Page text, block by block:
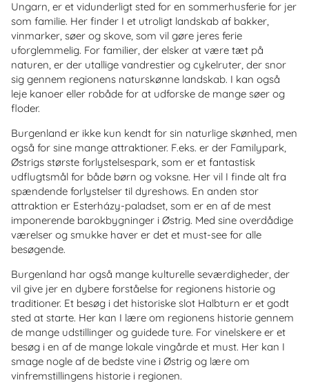
Ungarn, er et vidunderligt sted for en sommerhusferie for jer
som familie. Her finder I et utroligt landskab af bakker,
vinmarker, søer og skove, som vil gøre jeres ferie
uforglemmelig. For familier, der elsker at være tæt på
naturen, er der utallige vandrestier og cykelruter, der snor
sig gennem regionens naturskønne landskab. I kan også
leje kanoer eller robåde for at udforske de mange søer og
floder.
Burgenland er ikke kun kendt for sin naturlige skønhed, men
også for sine mange attraktioner. F.eks. er der Familypark,
Østrigs største forlystelsespark, som er et fantastisk
udflugtsmål for både børn og voksne. Her vil I finde alt fra
spændende forlystelser til dyreshows. En anden stor
attraktion er Esterházy-paladset, som er en af de mest
imponerende barokbygninger i Østrig. Med sine overdådige
værelser og smukke haver er det et must-see for alle
besøgende.
Burgenland har også mange kulturelle seværdigheder, der
vil give jer en dybere forståelse for regionens historie og
traditioner. Et besøg i det historiske slot Halbturn er et godt
sted at starte. Her kan I lære om regionens historie gennem
de mange udstillinger og guidede ture. For vinelskere er et
besøg i en af de mange lokale vingårde et must. Her kan I
smage nogle af de bedste vine i Østrig og lære om
vinfremstillingens historie i regionen.